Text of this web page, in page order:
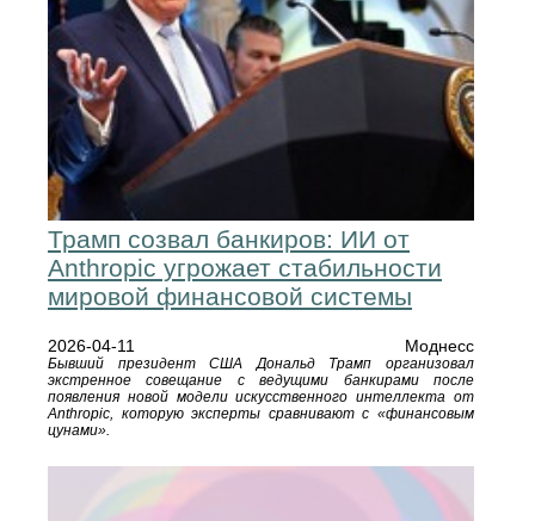
Трамп созвал банкиров: ИИ от
Anthropic угрожает стабильности
мировой финансовой системы
2026-04-11 Моднесс
Бывший президент США Дональд Трамп организовал
экстренное совещание с ведущими банкирами после
появления новой модели искусственного интеллекта от
Anthropic, которую эксперты сравнивают с «финансовым
цунами».